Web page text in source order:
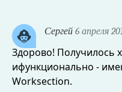
Сергей 6 апреля
Здорово! Получилось
ифункционально -
Worksection.